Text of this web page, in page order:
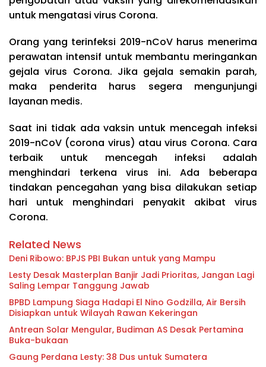
untuk mengatasi virus Corona.
Orang yang terinfeksi 2019-nCoV harus menerima
perawatan intensif untuk membantu meringankan
gejala virus Corona. Jika gejala semakin parah,
maka penderita harus segera mengunjungi
layanan medis.
Saat ini tidak ada vaksin untuk mencegah infeksi
2019-nCoV (corona virus) atau virus Corona. Cara
terbaik untuk mencegah infeksi adalah
menghindari terkena virus ini. Ada beberapa
tindakan pencegahan yang bisa dilakukan setiap
hari untuk menghindari penyakit akibat virus
Corona.
Related News
Deni Ribowo: BPJS PBI Bukan untuk yang Mampu
Lesty Desak Masterplan Banjir Jadi Prioritas, Jangan Lagi
Saling Lempar Tanggung Jawab
BPBD Lampung Siaga Hadapi El Nino Godzilla, Air Bersih
Disiapkan untuk Wilayah Rawan Kekeringan
Antrean Solar Mengular, Budiman AS Desak Pertamina
Buka-bukaan
Gaung Perdana Lesty: 38 Dus untuk Sumatera